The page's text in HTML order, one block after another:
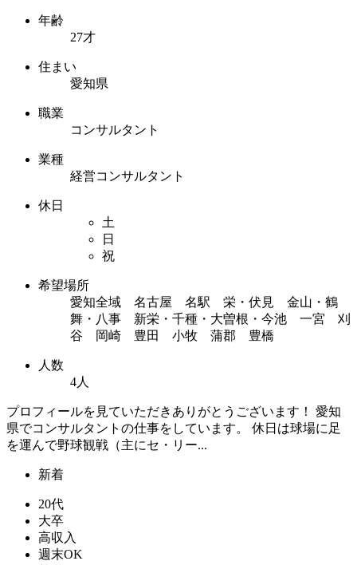
年齢
27才
住まい
愛知県
職業
コンサルタント
業種
経営コンサルタント
休日
土
日
祝
希望場所
愛知全域 名古屋 名駅 栄・伏見 金山・鶴
舞・八事 新栄・千種・大曽根・今池 一宮 刈
谷 岡崎 豊田 小牧 蒲郡 豊橋
人数
4人
プロフィールを見ていただきありがとうございます！ 愛知
県でコンサルタントの仕事をしています。 休日は球場に足
を運んで野球観戦（主にセ・リー...
新着
20代
大卒
高収入
週末OK